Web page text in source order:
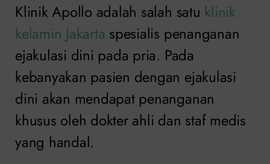
Klinik Apollo adalah salah satu klinik
kelamin Jakarta spesialis penanganan
ejakulasi dini pada pria. Pada
kebanyakan pasien dengan ejakulasi
dini akan mendapat penanganan
khusus oleh dokter ahli dan staf medis
yang handal.